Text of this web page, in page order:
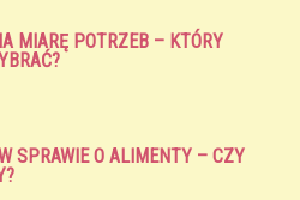
MIARĘ POTRZEB – KTÓRY
SPRAWIE O ALIMENTY – CZY